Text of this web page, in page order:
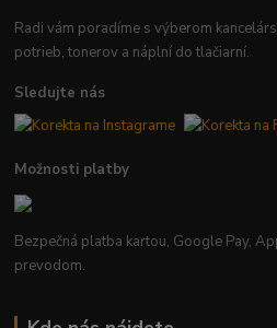
Radi vám poradíme s výberom
potrieb, tonerov a náplní do tlačiarní.
Sledujte nás
Možnosti platby
Bezpečná platba kartou, Google Pay,
prevodom.